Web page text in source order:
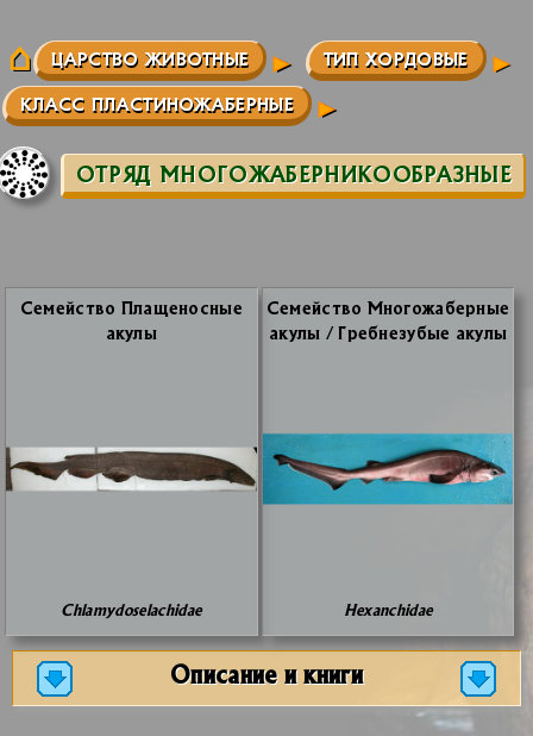
ЦАРСТВО ЖИВОТНЫЕ ТИП ХОРДОВЫЕ
КЛАСС ПЛАСТИНОЖАБЕРНЫЕ
ОТРЯД МНОГОЖАБЕРНИКООБРАЗНЫЕ
Се­мей­ство Пла­ще­нос­ные
аку­лы
Chlamydoselachidae
Се­мей­ство Мно­го­жа­бер­ные
аку­лы / Греб­не­зу­бые аку­лы
Hexanchidae
Описание и книги